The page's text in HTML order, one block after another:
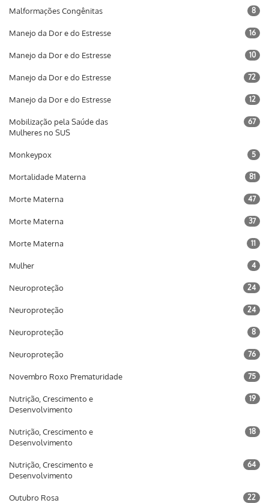
Malformações Congênitas 8
Manejo da Dor e do Estresse 16
Manejo da Dor e do Estresse 10
Manejo da Dor e do Estresse 72
Manejo da Dor e do Estresse 12
Mobilização pela Saúde das
Mulheres no SUS
67
Monkeypox 5
Mortalidade Materna 81
Morte Materna 47
Morte Materna 37
Morte Materna 11
Mulher 4
Neuroproteção 24
Neuroproteção 24
Neuroproteção 8
Neuroproteção 76
Novembro Roxo Prematuridade 75
Nutrição, Crescimento e
Desenvolvimento
19
Nutrição, Crescimento e
Desenvolvimento
18
Nutrição, Crescimento e
Desenvolvimento
64
Outubro Rosa 22